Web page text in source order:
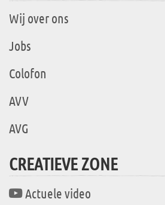
Wij over ons
Jobs
Colofon
AVV
AVG
CREATIEVE ZONE
Actuele video